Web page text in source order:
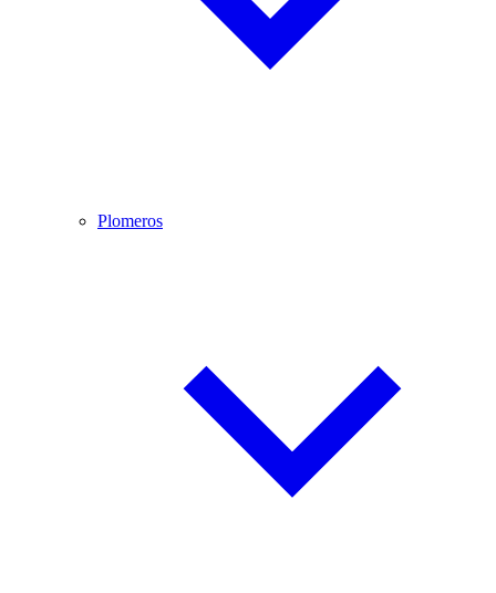
Plomeros